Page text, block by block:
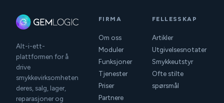
Alt-i-ett-
plattformen for å
drive
smykkevirksomheten
deres, salg, lager,
reparasjoner og
FIRMA
Om oss
Moduler
Funksjoner
Tjenester
Priser
Partnere
FELLESSKAP
Artikler
Utgivelsesnotater
Smykkeutstyr
Ofte stilte
spørsmål